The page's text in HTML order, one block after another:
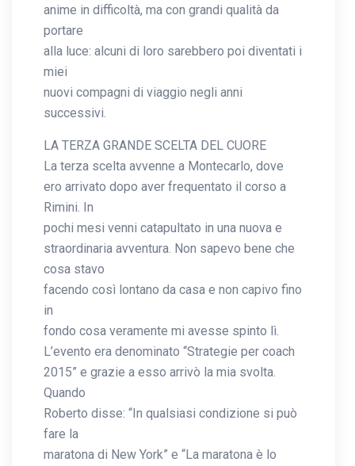
anime in difficoltà, ma con grandi qualità da
portare
alla luce: alcuni di loro sarebbero poi diventati i
miei
nuovi compagni di viaggio negli anni
successivi.
LA TERZA GRANDE SCELTA DEL CUORE
La terza scelta avvenne a Montecarlo, dove
ero arrivato dopo aver frequentato il corso a
Rimini. In
pochi mesi venni catapultato in una nuova e
straordinaria avventura. Non sapevo bene che
cosa stavo
facendo così lontano da casa e non capivo fino
in
fondo cosa veramente mi avesse spinto lì.
L’evento era denominato “Strategie per coach
2015” e grazie a esso arrivò la mia svolta.
Quando
Roberto disse: “In qualsiasi condizione si può
fare la
maratona di New York” e “La maratona è lo